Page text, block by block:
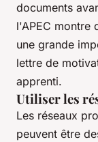
documents
l'APEC montre
une grande
lettre de
apprenti.
Utiliser les
Les réseaux
peuvent être